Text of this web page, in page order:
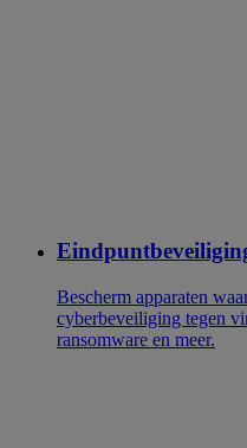
Bescherm apparaten
cyberbeveiliging tegen
ransomware en meer.